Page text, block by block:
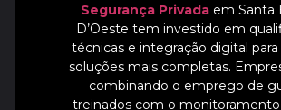
Segurança Privadaem Santa
D’Oeste tem investido em
técnicas e integração digital
soluções mais completas.
combinando o emprego de
treinados com o